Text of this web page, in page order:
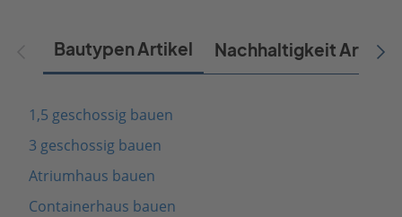
Bautypen Artikel Nachhaltigkeit Artikel
1,5 geschossig bauen
3 geschossig bauen
Atriumhaus bauen
Containerhaus bauen